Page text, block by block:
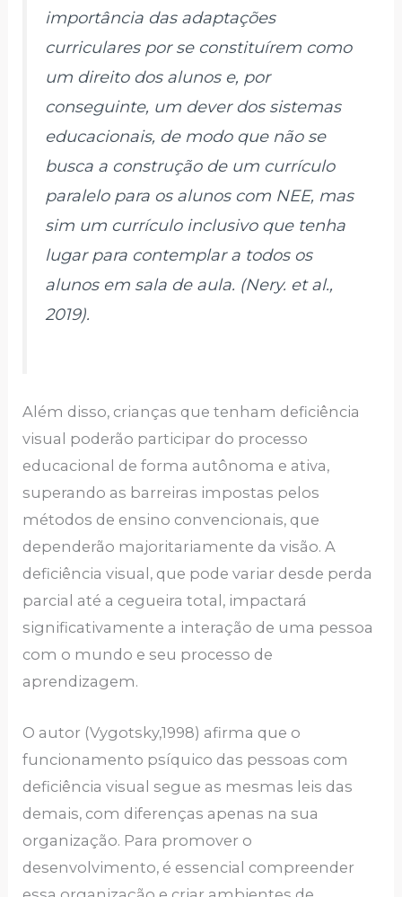
importância das adaptações
curriculares por se constituírem como
um direito dos alunos e, por
conseguinte, um dever dos sistemas
educacionais, de modo que não se
busca a construção de um currículo
paralelo para os alunos com NEE, mas
sim um currículo inclusivo que tenha
lugar para contemplar a todos os
alunos em sala de aula. (Nery. et al.,
2019).
Além disso, crianças que tenham deficiência
visual poderão participar do processo
educacional de forma autônoma e ativa,
superando as barreiras impostas pelos
métodos de ensino convencionais, que
dependerão majoritariamente da visão. A
deficiência visual, que pode variar desde perda
parcial até a cegueira total, impactará
significativamente a interação de uma pessoa
com o mundo e seu processo de
aprendizagem.
O autor (Vygotsky,1998) afirma que o
funcionamento psíquico das pessoas com
deficiência visual segue as mesmas leis das
demais, com diferenças apenas na sua
organização. Para promover o
desenvolvimento, é essencial compreender